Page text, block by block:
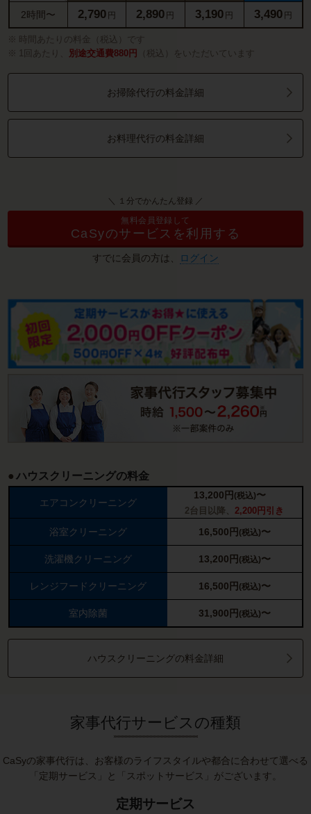
2時間〜 2,790 円 2,890 円 3,190 円 3,490 円
時間あたりの料金（税込）です
1回あたり、
別途交通費880円 （税込）をいただいています
お掃除代行の料金詳細
お料理代行の料金詳細
＼ １分でかんたん登録 ／
無料会員登録して
CaSyのサービスを利用する
すでに会員の方は、 ログイン
ハウスクリーニングの料金
エアコンクリーニング
13,200 円 (税込)〜
2台目以降、 2,200円引き
浴室クリーニング 16,500 円 (税込)〜
洗濯機クリーニング 13,200 円 (税込)〜
レンジフードクリーニング 16,500 円 (税込)〜
室内除菌 31,900 円 (税込)〜
ハウスクリーニングの料金詳細
家事代行サービスの種類
CaSyの家事代行は、お客様のライフスタイルや都合に合わせて選べる
「定期サービス」と「スポットサービス」がございます。
定期サービス